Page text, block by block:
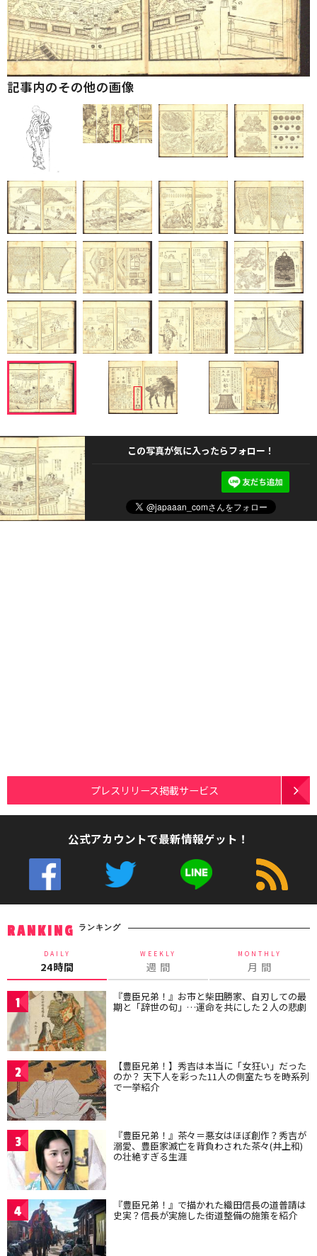
記事内のその他の画像
この写真が気に入ったらフォロー！
プレスリリース掲載サービス
公式アカウントで最新情報ゲット！
RANKING ランキング
DAILY
24時間
WEEKLY
週 間
MONTHLY
月 間
1 『豊臣兄弟！』お市と柴田勝家、自刃しての最
期と「辞世の句」…運命を共にした２人の悲劇
2 【豊臣兄弟！】秀吉は本当に「女狂い」だった
のか？ 天下人を彩った11人の側室たちを時系列
で一挙紹介
3 『豊臣兄弟！』茶々＝悪女はほぼ創作？秀吉が
溺愛、豊臣家滅亡を背負わされた茶々(井上和)
の壮絶すぎる生涯
4 『豊臣兄弟！』で描かれた織田信長の道普請は
史実？信長が実施した街道整備の施策を紹介